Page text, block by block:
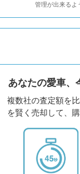
管理が出来るよ
あなたの愛車、
複数社の査定額を
を賢く売却して、